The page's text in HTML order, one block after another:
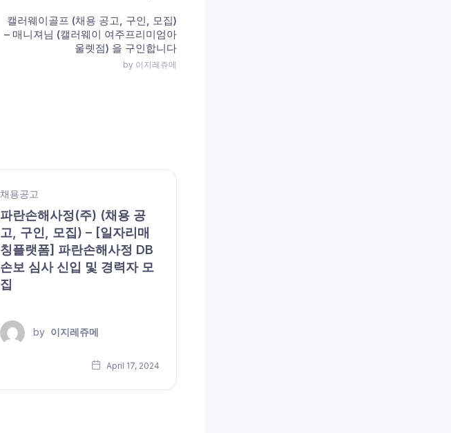
캘러웨이골프 (채용 공고, 구인, 모집)
– 매니져님 (캘러웨이 여주프리미엄아
울렛점) 을 구인합니다
by 이지레쥬메
채용공고
파란손해사정(주) (채용 공
고, 구인, 모집) – [일자리매
칭플랫폼] 파란손해사정 DB
손보 심사 신입 및 경력자 모
집
by 이지레쥬메
April 17, 2024